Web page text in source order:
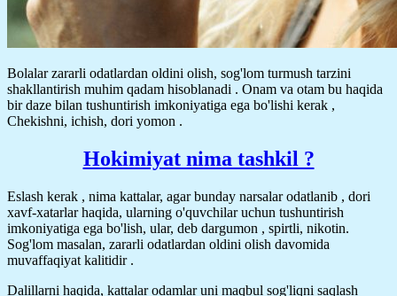
Bolalar zararli odatlardan oldini olish, sog'lom turmush tarzini
shakllantirish muhim qadam hisoblanadi . Onam va otam bu haqida
bir daze bilan tushuntirish imkoniyatiga ega bo'lishi kerak ,
Chekishni, ichish, dori yomon .
Hokimiyat nima tashkil ?
Eslash kerak , nima kattalar, agar bunday narsalar odatlanib , dori
xavf-xatarlar haqida, ularning o'quvchilar uchun tushuntirish
imkoniyatiga ega bo'lish, ular, deb dargumon , spirtli, nikotin.
Sog'lom masalan, zararli odatlardan oldini olish davomida
muvaffaqiyat kalitidir .
Dalillarni haqida, kattalar odamlar uni maqbul sog'liqni saqlash